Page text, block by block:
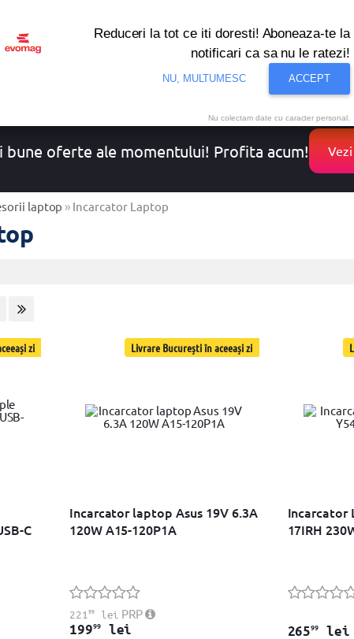
Oferte Resigilate Solutii de
bune oferte ale momentului! Profita acum!
laptop » Incarcator Laptop
zi
C
Livrare București în aceeași zi
Incarcator laptop Asus 19V 6.3A
120W A15-120P1A
221 99lei PRP
19999lei
Incarcator
17IRH
26599
lei
Reduceri la tot ce iti doresti! Aboneaza-te la
notificari ca sa nu le ratezi!
NU, MULTUMESC ACCEPT
Nu colectam date cu caracter personal.